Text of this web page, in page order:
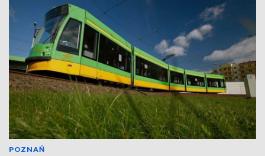
POZNAŃ